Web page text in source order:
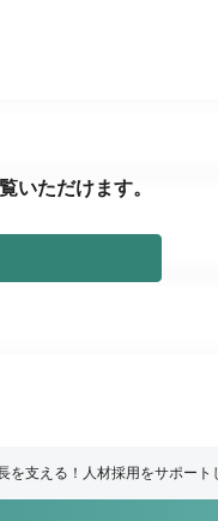
いただけます。
を支える！人材採用をサポート